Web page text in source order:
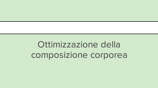
Ottimizzazione della
composizione corporea